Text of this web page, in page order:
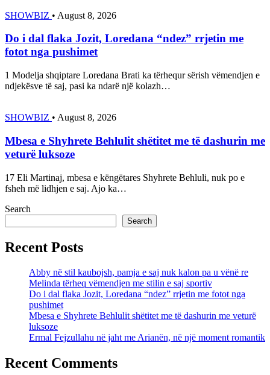
SHOWBIZ • August 8, 2026
Do i dal flaka Jozit, Loredana “ndez” rrjetin me
fotot nga pushimet
1 Modelja shqiptare Loredana Brati ka tërhequr sërish vëmendjen e
ndjekësve të saj, pasi ka ndarë një kolazh…
SHOWBIZ • August 8, 2026
Mbesa e Shyhrete Behlulit shëtitet me të dashurin me
veturë luksoze
17 Eli Martinaj, mbesa e këngëtares Shyhrete Behluli, nuk po e
fsheh më lidhjen e saj. Ajo ka…
Search
Search
Recent Posts
Abby në stil kaubojsh, pamja e saj nuk kalon pa u vënë re
Melinda tërheq vëmendjen me stilin e saj sportiv
Do i dal flaka Jozit, Loredana “ndez” rrjetin me fotot nga
pushimet
Mbesa e Shyhrete Behlulit shëtitet me të dashurin me veturë
luksoze
Ermal Fejzullahu në jaht me Arianën, në një moment romantik
Recent Comments